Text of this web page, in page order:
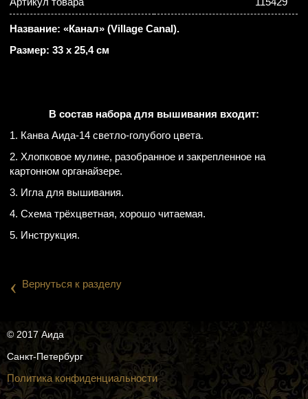
Название: «Канал» (Village Canal).
Размер: 33 х 25,4 см
В состав набора для вышивания входит:
1. Канва Аида-14 светло-голубого цвета.
2. Хлопковое мулине, разобранное и закрепленное на
картонном органайзере.
3. Игла для вышивания.
4. Схема трёхцветная, хорошо читаемая.
5. Инструкция.
‹ Вернуться к разделу
© 2017 Аида
Санкт-Петербург
Политика конфиденциальности